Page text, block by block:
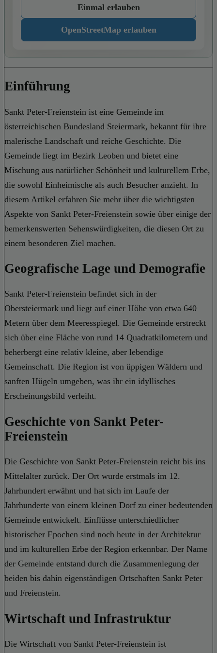
Einmal erlauben
OpenStreetMap erlauben
Einführung
Sankt Peter-Freienstein ist eine Gemeinde im
österreichischen Bundesland Steiermark, bekannt für ihre
malerische Landschaft und reiche Geschichte. Die
Gemeinde liegt im Bezirk Leoben und bietet eine
Mischung aus natürlicher Schönheit und kulturellem Erbe,
die sowohl Einheimische als auch Besucher anzieht. In
diesem Artikel erfahren Sie mehr über die wichtigsten
Aspekte von Sankt Peter-Freienstein sowie über einige der
bemerkenswerten Sehenswürdigkeiten, die diesen Ort zu
einem besonderen Ziel machen.
Geografische Lage und Demografie
Sankt Peter-Freienstein befindet sich in der
Obersteiermark und liegt auf einer Höhe von etwa 640
Metern über dem Meeresspiegel. Die Gemeinde erstreckt
sich über eine Fläche von rund 14 Quadratkilometern und
beherbergt eine relativ kleine, aber lebendige
Gemeinschaft. Die Region ist von üppigen Wäldern und
sanften Hügeln umgeben, was ihr ein idyllisches
Erscheinungsbild verleiht.
Geschichte von Sankt Peter-
Freienstein
Die Geschichte von Sankt Peter-Freienstein reicht bis ins
Mittelalter zurück. Der Ort wurde erstmals im 12.
Jahrhundert erwähnt und hat sich im Laufe der
Jahrhunderte von einem kleinen Dorf zu einer bedeutenden
Gemeinde entwickelt. Einflüsse unterschiedlicher
historischer Epochen sind noch heute in der Architektur
und im kulturellen Erbe der Region erkennbar. Der Name
der Gemeinde entstand durch die Zusammenlegung der
beiden bis dahin eigenständigen Ortschaften Sankt Peter
und Freienstein.
Wirtschaft und Infrastruktur
Die Wirtschaft von Sankt Peter-Freienstein ist